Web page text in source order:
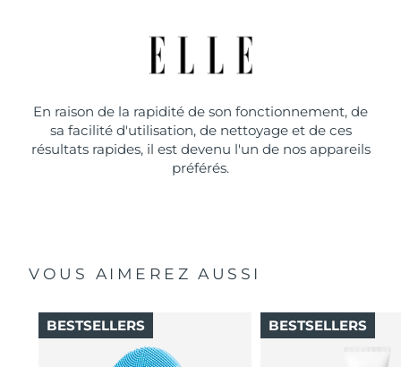
En raison de la rapidité de son fonctionnement, de
sa facilité d'utilisation, de nettoyage et de ces
résultats rapides, il est devenu l'un de nos appareils
préférés.
VOUS AIMEREZ AUSSI
BESTSELLERS BESTSELLERS